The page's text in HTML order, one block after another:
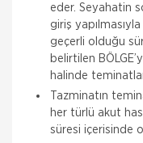
eder. Seyahatin
giriş
geçerli olduğu
belirtilen
halinde
Tazminatın
her türlü akut
süresi içerisinde